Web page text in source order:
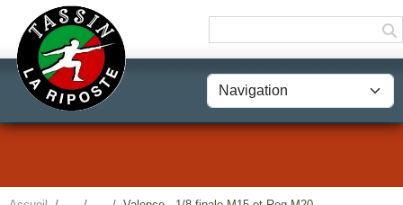
Panneau de gestion des cookies